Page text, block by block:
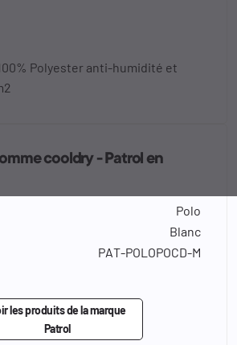
Polyester anti-humidité et
cooldry - Patrol en
Polo
Blanc
PAT-POLOPOCD-M
les produits de la marque
Patrol